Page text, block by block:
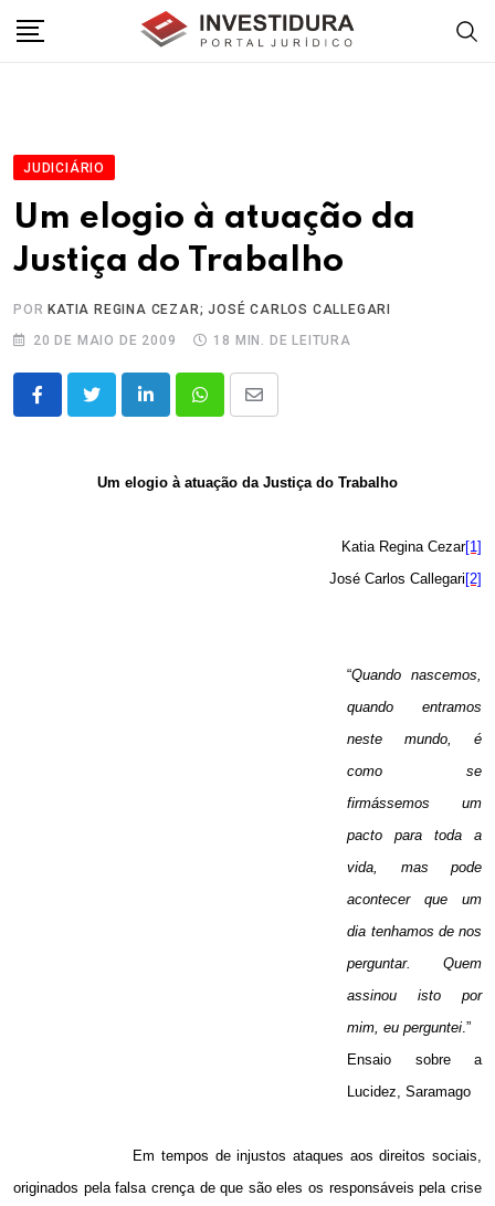
JUDICIÁRIO
Um elogio à atuação da
Justiça do Trabalho
POR KATIA REGINA CEZAR; JOSÉ CARLOS CALLEGARI
20 DE MAIO DE 2009
18 MIN. DE LEITURA
LinkedInWhatsappShare
Um elogio à atuação da Justiça do Trabalho
Katia Regina Cezar[1]
José Carlos Callegari [2]
“Quando nascemos,
quando entramos
neste mundo, é
como se
firmássemos um
pacto para toda a
vida, mas pode
acontecer que um
dia tenhamos de nos
perguntar. Quem
assinou isto por
mim, eu perguntei.”
Ensaio sobre a
Lucidez, Saramago
Em tempos de injustos ataques aos direitos sociais,
originados pela falsa crença de que são eles os responsáveis pela crise